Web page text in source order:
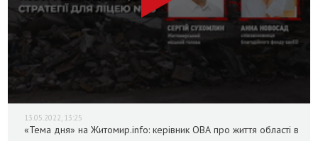
13.05.2022, 13:25
«Тема дня» на Житомир.info: керівник ОВА про життя області в